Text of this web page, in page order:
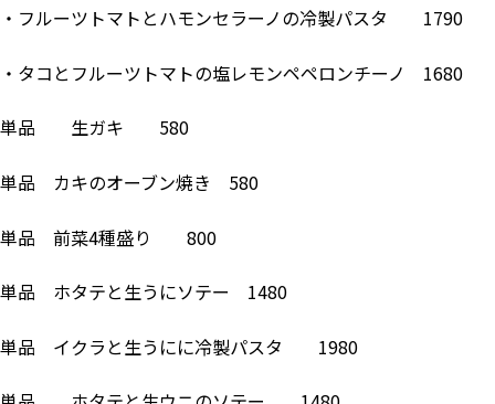
・フルーツトマトとハモンセラーノの冷製パスタ 1790
・タコとフルーツトマトの塩レモンペペロンチーノ 1680
単品 生ガキ 580
単品 カキのオーブン焼き 580
単品 前菜4種盛り 800
単品 ホタテと生うにソテー 1480
単品 イクラと生うにに冷製パスタ 1980